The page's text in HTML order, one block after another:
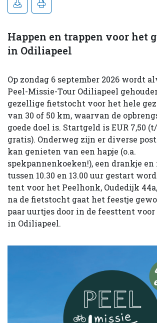
Happen en trappen voor het
in Odiliapeel
Op zondag 6 september 2026 wordt
Peel-Missie-Tour Odiliapeel
gezellige fietstocht voor het hele
van 30 of 50 km, waarvan de
goede doel is. Startgeld is EUR 7,50
gratis). Onderweg zijn er diverse
kan genieten van een hapje (o.a.
spekpannenkoeken!), een drankje
tussen 10.30 en 13.00 uur gestart
tent voor het Peelhonk, Oudedijk
na de fietstocht gaat het feestje
paar uurtjes door in de feesttent
in Odiliapeel.